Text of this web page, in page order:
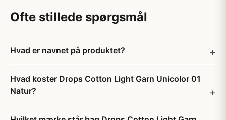
Ofte stillede spørgsmål
Hvad er navnet på produktet?
Hvad koster Drops Cotton Light Garn Unicolor 01
Natur?